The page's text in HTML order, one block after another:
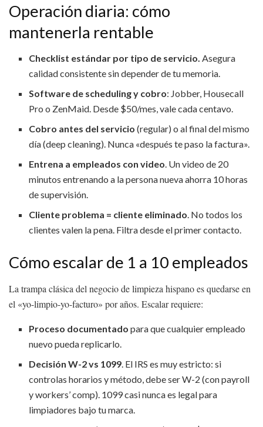
Operación diaria: cómo
mantenerla rentable
Checklist estándar por tipo de servicio. Asegura
calidad consistente sin depender de tu memoria.
Software de scheduling y cobro: Jobber, Housecall
Pro o ZenMaid. Desde $50/mes, vale cada centavo.
Cobro antes del servicio (regular) o al final del mismo
día (deep cleaning). Nunca «después te paso la factura».
Entrena a empleados con video. Un video de 20
minutos entrenando a la persona nueva ahorra 10 horas
de supervisión.
Cliente problema = cliente eliminado. No todos los
clientes valen la pena. Filtra desde el primer contacto.
Cómo escalar de 1 a 10 empleados
La trampa clásica del negocio de limpieza hispano es quedarse en
el «yo-limpio-yo-facturo» por años. Escalar requiere:
Proceso documentado para que cualquier empleado
nuevo pueda replicarlo.
Decisión W-2 vs 1099. El IRS es muy estricto: si
controlas horarios y método, debe ser W-2 (con payroll
y workers’ comp). 1099 casi nunca es legal para
limpiadores bajo tu marca.